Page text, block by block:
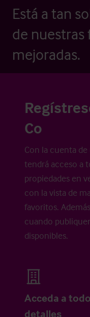
Está a tan
de
mejoradas.
Co
Con la cuenta
tendrá acceso a
propiedades en
con la vista de
favoritos.
cuando
disponibles.
Acceda a
detalles